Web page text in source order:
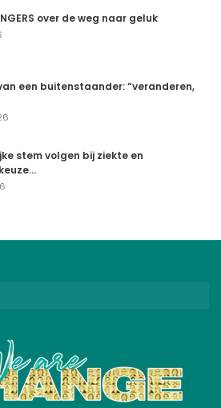
over de weg naar geluk
een buitenstaander: “veranderen,
stem volgen bij ziekte en